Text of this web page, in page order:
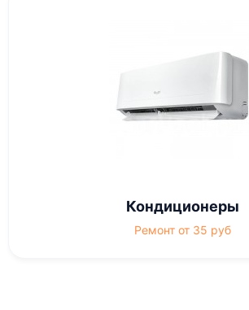
Кондиционеры
Ремонт от 35 руб